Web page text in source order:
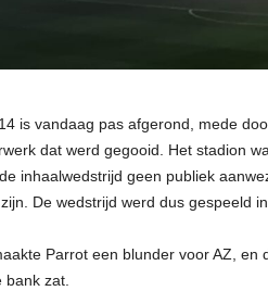
is vandaag pas afgerond, mede
dat werd gegooid. Het stadion
inhaalwedstrijd geen publiek
De wedstrijd werd dus gespeeld
Parrot een blunder voor AZ,
bank zat.